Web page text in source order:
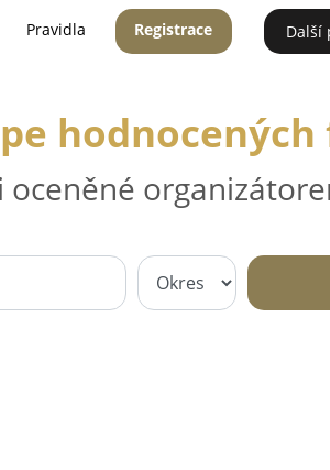
Pravidla Registrace Další
oceněné